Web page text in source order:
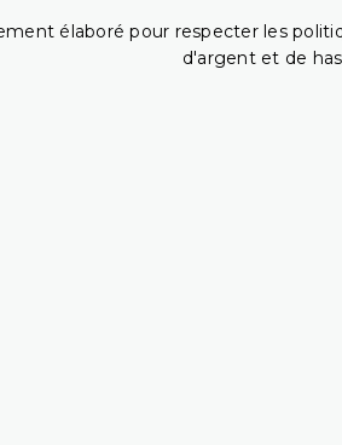
élaboré pour respecter les
d'argent et de